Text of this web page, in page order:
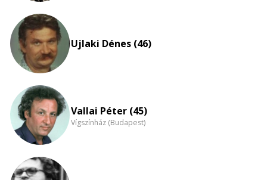
Ujlaki Dénes (46)
Vallai Péter (45)
Vígszínház (Budapest)